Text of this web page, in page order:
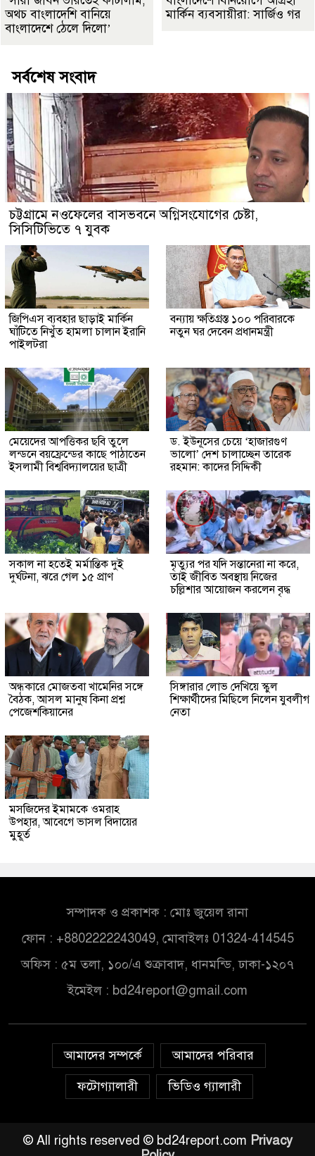
অথচ বাংলাদেশি বানিয়ে
বাংলাদেশে ঠেলে দিলো’
মার্কিন ব্যবসায়ীরা: সার্জিও গর
সর্বশেষ সংবাদ
চট্টগ্রামে নওফেলের বাসভবনে অগ্নিসংযোগের চেষ্টা,
সিসিটিভিতে ৭ যুবক
জিপিএস ব্যবহার ছাড়াই মার্কিন
ঘাঁটিতে নিখুঁত হামলা চালান ইরানি
পাইলটরা
বন্যায় ক্ষতিগ্রস্ত ১০০ পরিবারকে
নতুন ঘর দেবেন প্রধানমন্ত্রী
মেয়েদের আপত্তিকর ছবি তুলে
লন্ডনে বয়ফ্রেন্ডের কাছে পাঠাতেন
ইসলামী বিশ্ববিদ্যালয়ের ছাত্রী
ড. ইউনূসের চেয়ে ‘হাজারগুণ
ভালো’ দেশ চালাচ্ছেন তারেক
রহমান: কাদের সিদ্দিকী
সকাল না হতেই মর্মান্তিক দুই
দুর্ঘটনা, ঝরে গেল ১৫ প্রাণ
মৃত্যুর পর যদি সন্তানেরা না করে,
তাই জীবিত অবস্থায় নিজের
চল্লিশার আয়োজন করলেন বৃদ্ধ
অন্ধকারে মোজতবা খামেনির সঙ্গে
বৈঠক, আসল মানুষ কিনা প্রশ্ন
পেজেশকিয়ানের
সিঙ্গারার লোভ দেখিয়ে স্কুল
শিক্ষার্থীদের মিছিলে নিলেন যুবলীগ
নেতা
মসজিদের ইমামকে ওমরাহ
উপহার, আবেগে ভাসল বিদায়ের
মুহূর্ত
সম্পাদক ও প্রকাশক : মোঃ জুয়েল রানা
ফোন : +8802222243049, মোবাইলঃ 01324-414545
অফিস : ৫ম তলা, ১০০/এ শুক্রাবাদ, ধানমন্ডি, ঢাকা-১২০৭
ইমেইল : bd24report@gmail.com
আমাদের সম্পর্কে
আমাদের পরিবার
ফটোগ্যালারী
ভিডিও গ্যালারী
© All rights reserved © bd24report.com Privacy